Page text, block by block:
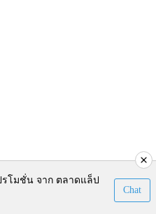
โมชั่น จาก ตลาดแล็ป
Chat